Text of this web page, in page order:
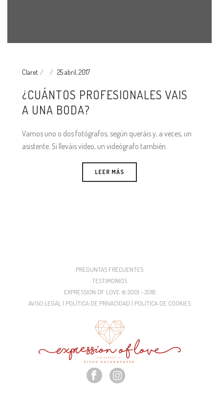
Claret 25 abril, 2017
¿CUÁNTOS PROFESIONALES VAIS
A UNA BODA?
Vamos uno o dos fotógrafos, según queráis y, a veces, un
asistente. Si lleváis vídeo, un videógrafo también.
LEER MÁS
PREGUNTAS FRECUENTES
TESTIMONIOS
EXPRESSION OF LOVE © 2001 - 2018
AVISO LEGAL | POLÍTICA DE PRIVACIDAD | POLÍTICA DE COOKIES